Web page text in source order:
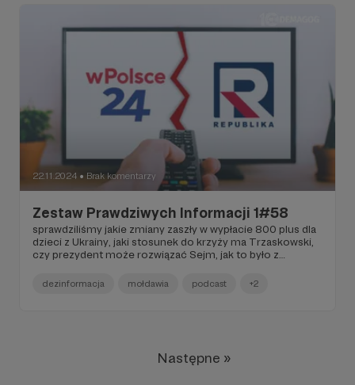
opowiadają o świecie.
22.11.2024 ● Brak komentarzy
Zestaw Prawdziwych Informacji 1#58
sprawdziliśmy jakie zmiany zaszły w wypłacie 800 plus dla
dzieci z Ukrainy, jaki stosunek do krzyży ma Trzaskowski,
czy prezydent może rozwiązać Sejm, jak to było z
Sztuki Nowoczesnej pojawiło się graffiti. Zapraszam do
przeczytania tekstu Marty Glanc o tym, dlaczego Bielsko-
nasi analitycy przeanalizowali jak Republika i wPolsce24
dezinformacja mołdawia podcast +2
Następne »